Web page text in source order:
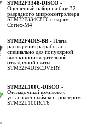
STM32F3348-DISCO -
Оценочный набор на базе 32-
разрядного микроконтроллера
STM32F334C8T6 с ядром
Cortex-M4
STM32F4DIS-BB - Плата
расширения разработана
специально для популярной
высокопроизводительной
отладочной платы
STM32F4DISCOVERY
STM32L100C-DISCO -
Оттладочный комплекс с
установленныйм контроллером
STM32L100RCT6